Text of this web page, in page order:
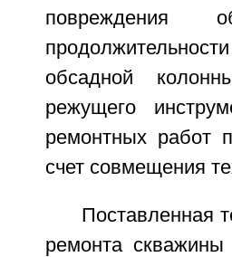
повреждения
обсадной
режущего
ремонтных работ
счет совмещения
Поставленная
ремонта скважины